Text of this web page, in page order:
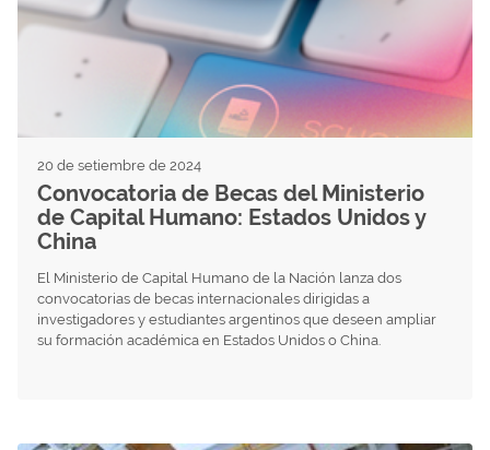
20 de setiembre de 2024
Convocatoria de Becas del Ministerio
de Capital Humano: Estados Unidos y
China
El Ministerio de Capital Humano de la Nación lanza dos
convocatorias de becas internacionales dirigidas a
investigadores y estudiantes argentinos que deseen ampliar
su formación académica en Estados Unidos o China.